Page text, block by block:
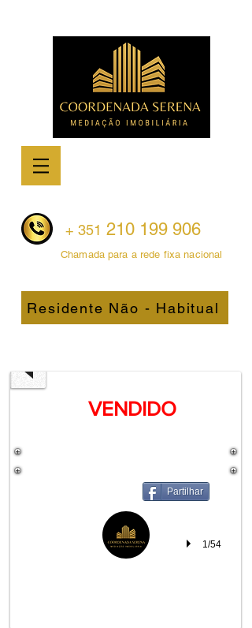
+ 351 210 199 906
Chamada para a rede fixa nacional
Residente Não - Habitual
1/54
Partilhar
VENDIDO